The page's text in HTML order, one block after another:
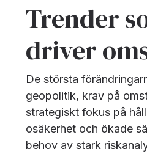
Trender
driver
De största
geopolitik, krav på
strategiskt fokus på
osäkerhet och ökade
behov av stark